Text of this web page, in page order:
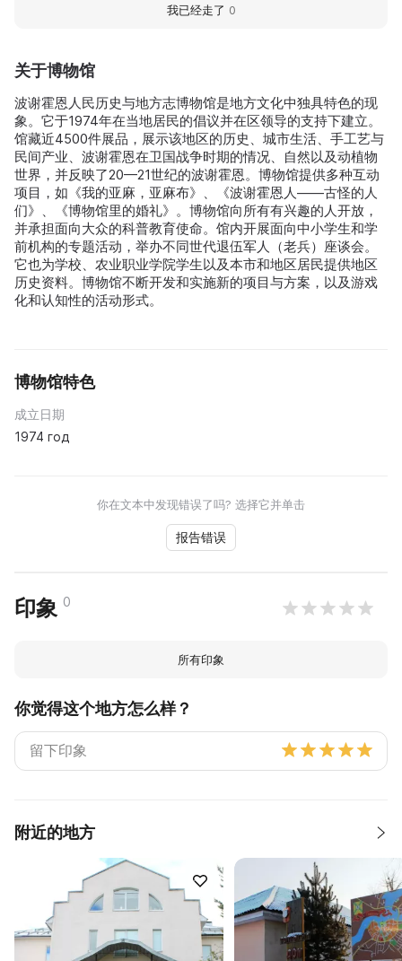
关于博物馆
波谢霍恩人民历史与地方志博物馆是地方文化中独具特色的现
象。它于1974年在当地居民的倡议并在区领导的支持下建立。
馆藏近4500件展品，展示该地区的历史、城市生活、手工艺与
民间产业、波谢霍恩在卫国战争时期的情况、自然以及动植物
世界，并反映了20—21世纪的波谢霍恩。博物馆提供多种互动
项目，如《我的亚麻，亚麻布》、《波谢霍恩人——古怪的人
们》、《博物馆里的婚礼》。博物馆向所有有兴趣的人开放，
并承担面向大众的科普教育使命。馆内开展面向中小学生和学
前机构的专题活动，举办不同世代退伍军人（老兵）座谈会。
它也为学校、农业职业学院学生以及本市和地区居民提供地区
历史资料。博物馆不断开发和实施新的项目与方案，以及游戏
化和认知性的活动形式。
博物馆特色
成立日期
1974 год
你在文本中发现错误了吗? 选择它并单击
报告错误
印象 0
所有印象
你觉得这个地方怎么样？
附近的地方
我已经走了 0